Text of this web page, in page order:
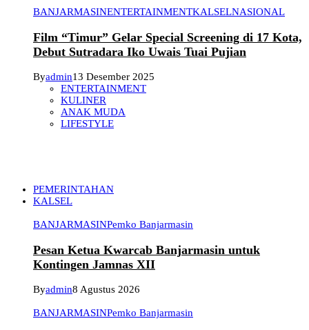
BANJARMASINENTERTAINMENTKALSELNASIONAL
Film “Timur” Gelar Special Screening di 17 Kota,
Debut Sutradara Iko Uwais Tuai Pujian
Byadmin13 Desember 2025
ENTERTAINMENT
KULINER
ANAK MUDA
LIFESTYLE
PEMERINTAHAN
KALSEL
BANJARMASINPemko Banjarmasin
Pesan Ketua Kwarcab Banjarmasin untuk
Kontingen Jamnas XII
Byadmin8 Agustus 2026
BANJARMASINPemko Banjarmasin